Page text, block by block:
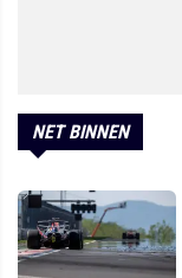
NET BINNEN